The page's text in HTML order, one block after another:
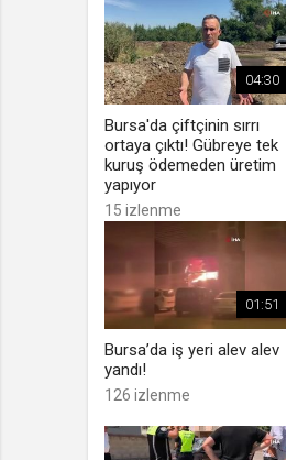
04:30
Bursa'da çiftçinin sırrı
ortaya çıktı! Gübreye tek
kuruş ödemeden üretim
yapıyor
15 izlenme
01:51
Bursa’da iş yeri alev alev
yandı!
126 izlenme